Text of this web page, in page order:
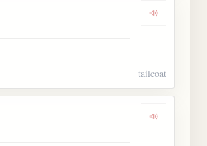
Dengarkan
tailcoat
Dengarkan